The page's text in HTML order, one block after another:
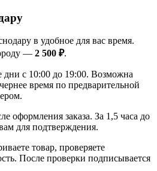
в удобное для вас время.
— 2 500 ₽.
дни с 10:00 до 19:00. Возможна
время по предварительной
оформления заказа. За 1,5 часа до
для подтверждения.
товар, проверяете
После проверки подписывается